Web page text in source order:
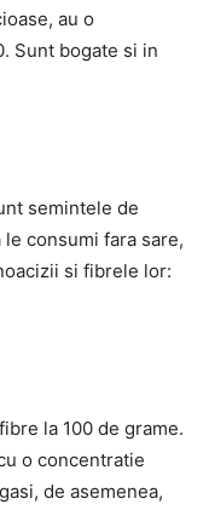
au o
Sunt bogate si in
semintele de
consumi fara sare,
si fibrele lor:
la 100 de grame.
o concentratie
de asemenea,